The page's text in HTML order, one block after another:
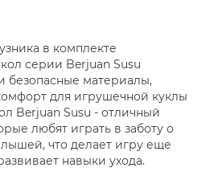
в комплекте
серии Berjuan Susu
безопасные материалы,
для игрушечной куклы
Berjuan Susu - отличный
любят играть в заботу о
что делает игру еще
навыки ухода.